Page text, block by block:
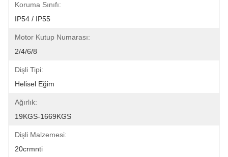
Koruma Sınıfı:
IP54 / IP55
Motor Kutup Numarası:
2/4/6/8
Dişli Tipi:
Helisel Eğim
Ağırlık:
19KGS-1669KGS
Dişli Malzemesi:
20crmnti